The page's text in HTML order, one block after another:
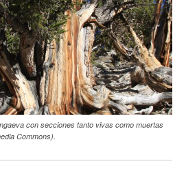
con secciones tanto vivas como muertas
Commons).